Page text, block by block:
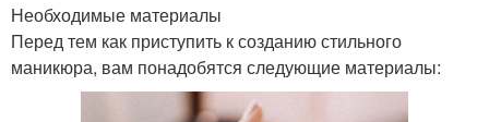
Необходимые материалы
Перед тем как приступить к созданию стильного
маникюра, вам понадобятся следующие материалы: